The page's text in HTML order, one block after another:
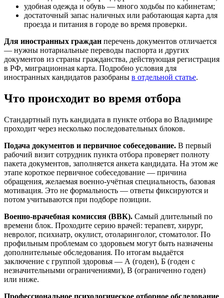
удобная одежда и обувь — много ходьбы по кабинетам;
достаточный запас наличных или работающая карта для
проезда и питания в городе во время проверки.
Для иностранных граждан перечень документов отличается
— нужны нотариальные переводы паспорта и других
документов из страны гражданства, действующая регистрация
в РФ, миграционная карта. Подробно условия для
иностранных кандидатов разобраны в отдельной статье.
Что происходит во время отбора
Стандартный путь кандидата в пункте отбора во Владимире
проходит через несколько последовательных блоков.
Подача документов и первичное собеседование. В первый
рабочий визит сотрудник пункта отбора проверяет полноту
пакета документов, заполняется анкета кандидата. На этом же
этапе короткое первичное собеседование — причина
обращения, желаемая военно-учётная специальность, базовая
мотивация. Это не формальность — ответы фиксируются и
потом учитываются при подборе позиции.
Военно-врачебная комиссия (ВВК). Самый длительный по
времени блок. Проходите серию врачей: терапевт, хирург,
невролог, психиатр, окулист, отоларинголог, стоматолог. По
профильным проблемам со здоровьем могут быть назначены
дополнительные обследования. По итогам выдаётся
заключение с группой здоровья — А (годен), Б (годен с
незначительными ограничениями), В (ограниченно годен)
или ниже.
Профессиональное психологическое отборное обследование